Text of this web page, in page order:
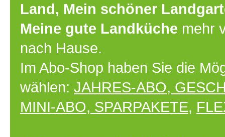
Land, Mein schöner
Meine gute Landküche mehr
nach Hause.
Im Abo-Shop haben Sie die
wählen: JAHRES-ABO,
MINI-ABO, SPARPAKETE,